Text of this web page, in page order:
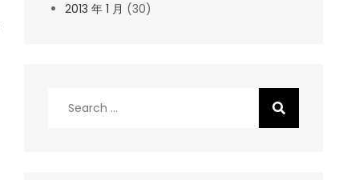
2013 年 1 月 (30)